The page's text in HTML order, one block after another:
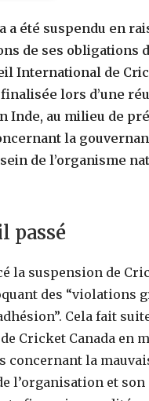
a été suspendu en
de ses obligations
International de
lors d’une
Inde, au milieu de
la
de l’organisme
passé
la suspension de
des “violations
Cela fait
Cricket Canada en
concernant la
l’organisation et